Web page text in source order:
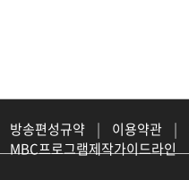
방송편성규약 | 이용약관 |
MBC프로그램제작가이드라인